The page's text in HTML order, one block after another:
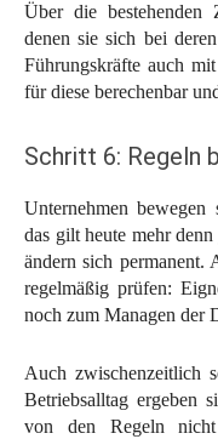
Über die
denen sie sich bei
Führungskräfte auch
für diese berechenbar
Schritt 6: Regeln
Unternehmen
das gilt heute mehr
ändern sich permanent.
regelmäßig prüfen:
noch zum Managen der
Auch zwischenzeitlich
Betriebsalltag ergeben
von den Regeln